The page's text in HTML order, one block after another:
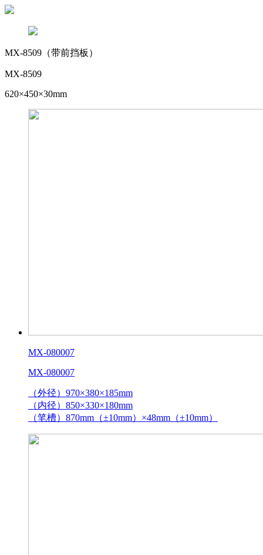
MX-8509（带前挡板）
MX-8509
620×450×30mm
MX-080007
MX-080007
（外径）970×380×185mm
（内径）850×330×180mm
（笔槽）870mm（±10mm）×48mm（±10mm）